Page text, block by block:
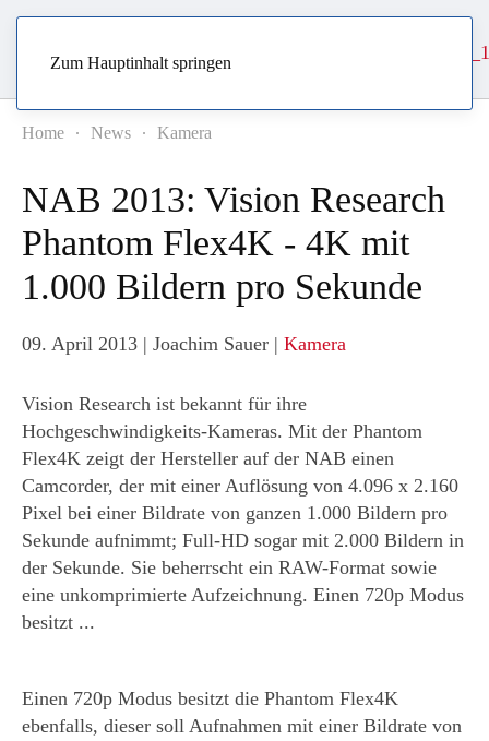
Zum Hauptinhalt springen
Home News Kamera
NAB 2013: Vision Research
Phantom Flex4K - 4K mit
1.000 Bildern pro Sekunde
09. April 2013 | Joachim Sauer | Kamera
Vision Research ist bekannt für ihre
Hochgeschwindigkeits-Kameras. Mit der Phantom
Flex4K zeigt der Hersteller auf der NAB einen
Camcorder, der mit einer Auflösung von 4.096 x 2.160
Pixel bei einer Bildrate von ganzen 1.000 Bildern pro
Sekunde aufnimmt; Full-HD sogar mit 2.000 Bildern in
der Sekunde. Sie beherrscht ein RAW-Format sowie
eine unkomprimierte Aufzeichnung. Einen 720p Modus
besitzt ...
Einen 720p Modus besitzt die Phantom Flex4K
ebenfalls, dieser soll Aufnahmen mit einer Bildrate von